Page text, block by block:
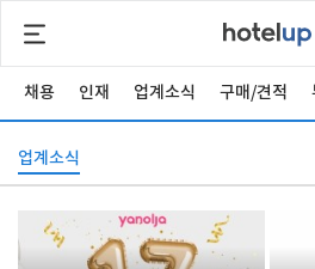
채용 인재 업계소식 구매/견적
업계소식